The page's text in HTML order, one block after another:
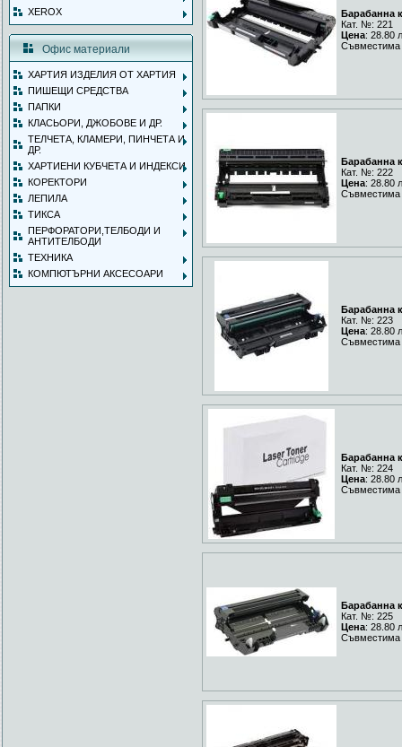
XEROX
Офис материали
ХАРТИЯ ИЗДЕЛИЯ ОТ ХАРТИЯ
ПИШЕЩИ СРЕДСТВА
ПАПКИ
КЛАСЬОРИ, ДЖОБОВЕ И ДР.
ТЕЛЧЕТА, КЛАМЕРИ, ПИНЧЕТА И
ДР.
ХАРТИЕНИ КУБЧЕТА И ИНДЕКСИ
КОРЕКТОРИ
ЛЕПИЛА
ТИКСА
ПЕРФОРАТОРИ,ТЕЛБОДИ И
АНТИТЕЛБОДИ
ТЕХНИКА
КОМПЮТЪРНИ АКСЕСОАРИ
Барабанна
Кат. №: 221
Цена: 28.80
Съвместима
Барабанна
Кат. №: 222
Цена: 28.80
Съвместима
Барабанна
Кат. №: 223
Цена: 28.80
Съвместима
Барабанна
Кат. №: 224
Цена: 28.80
Съвместима
Барабанна
Кат. №: 225
Цена: 28.80
Съвместима